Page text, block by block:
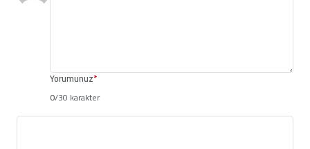
Yorumunuz*
0/30 karakter